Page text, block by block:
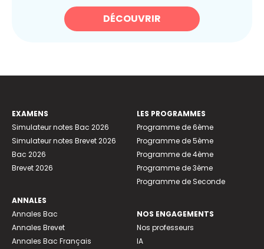
DÉCOUVRIR
EXAMENS
Simulateur notes Bac 2026
Simulateur notes Brevet 2026
Bac 2026
Brevet 2026
ANNALES
Annales Bac
Annales Brevet
Annales Bac Français
LES PROGRAMMES
Programme de 6ème
Programme de 5ème
Programme de 4ème
Programme de 3ème
Programme de Seconde
NOS ENGAGEMENTS
Nos professeurs
IA